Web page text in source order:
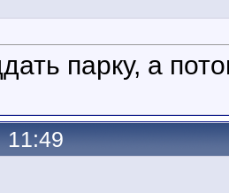
парку, а
11:49